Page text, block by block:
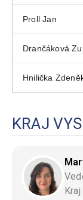
Proll Jan
Drančáková
Hnilička
KRAJ